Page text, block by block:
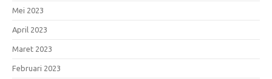
Mei 2023
April 2023
Maret 2023
Februari 2023